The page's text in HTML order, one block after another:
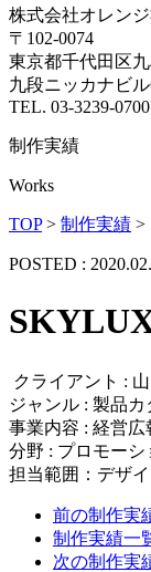
株式会社オレン
〒102-0074
東京都千代田区
九段ニッカナビ
TEL. 03-3239-0700
制作実績
Works
TOP> 制作実績 >
POSTED :
クライアント :
ジャンル : 製品カ
事業内容 : 経営広
分野 : プロモーシ
担当範囲：デザ
前の制作実
制作実績一
次の制作実